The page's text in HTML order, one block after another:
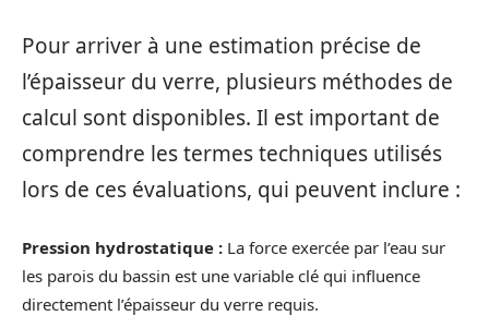
Pour arriver à une estimation précise de
l’épaisseur du verre, plusieurs méthodes de
calcul sont disponibles. Il est important de
comprendre les termes techniques utilisés
lors de ces évaluations, qui peuvent inclure :
Pression hydrostatique : La force exercée par l’eau sur
les parois du bassin est une variable clé qui influence
directement l’épaisseur du verre requis.